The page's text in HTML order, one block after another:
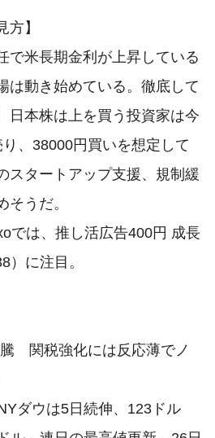
方】
で米長期金利が上昇している
は動き始めている。徹底して
日本株は上を買う投資家は今
、38000円買いを想定して
スタートアップ支援、規制緩
そうだ。
では、推し活広告400円 成長
）に注目。
　関税強化には反応薄でノ
ダウは5日続伸、123ドル